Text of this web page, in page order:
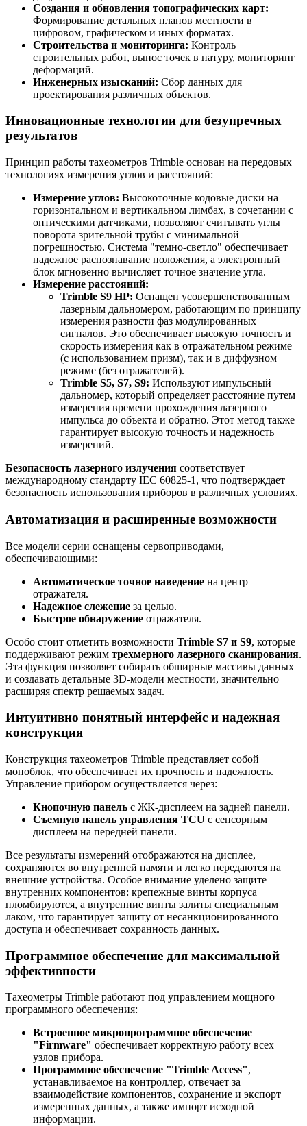
Создания и обновления топографических карт:
Формирование детальных планов местности в
цифровом, графическом и иных форматах.
Строительства и мониторинга: Контроль
строительных работ, вынос точек в натуру, мониторинг
деформаций.
Инженерных изысканий: Сбор данных для
проектирования различных объектов.
Инновационные технологии для безупречных
результатов
Принцип работы тахеометров Trimble основан на передовых
технологиях измерения углов и расстояний:
Измерение углов: Высокоточные кодовые диски на
горизонтальном и вертикальном лимбах, в сочетании с
оптическими датчиками, позволяют считывать углы
поворота зрительной трубы с минимальной
погрешностью. Система "темно-светло" обеспечивает
надежное распознавание положения, а электронный
блок мгновенно вычисляет точное значение угла.
Измерение расстояний:
Trimble S9 HP: Оснащен усовершенствованным
лазерным дальномером, работающим по принципу
измерения разности фаз модулированных
сигналов. Это обеспечивает высокую точность и
скорость измерения как в отражательном режиме
(с использованием призм), так и в диффузном
режиме (без отражателей).
Trimble S5, S7, S9: Используют импульсный
дальномер, который определяет расстояние путем
измерения времени прохождения лазерного
импульса до объекта и обратно. Этот метод также
гарантирует высокую точность и надежность
измерений.
Безопасность лазерного излучения соответствует
международному стандарту IEC 60825-1, что подтверждает
безопасность использования приборов в различных условиях.
Автоматизация и расширенные возможности
Все модели серии оснащены сервоприводами,
обеспечивающими:
Автоматическое точное наведение на центр
отражателя.
Надежное слежение за целью.
Быстрое обнаружение отражателя.
Особо стоит отметить возможности Trimble S7 и S9, которые
поддерживают режим трехмерного лазерного сканирования.
Эта функция позволяет собирать обширные массивы данных
и создавать детальные 3D-модели местности, значительно
расширяя спектр решаемых задач.
Интуитивно понятный интерфейс и надежная
конструкция
Конструкция тахеометров Trimble представляет собой
моноблок, что обеспечивает их прочность и надежность.
Управление прибором осуществляется через:
Кнопочную панель с ЖК-дисплеем на задней панели.
Съемную панель управления TCU с сенсорным
дисплеем на передней панели.
Все результаты измерений отображаются на дисплее,
сохраняются во внутренней памяти и легко передаются на
внешние устройства. Особое внимание уделено защите
внутренних компонентов: крепежные винты корпуса
пломбируются, а внутренние винты залиты специальным
лаком, что гарантирует защиту от несанкционированного
доступа и обеспечивает сохранность данных.
Программное обеспечение для максимальной
эффективности
Тахеометры Trimble работают под управлением мощного
программного обеспечения:
Встроенное микропрограммное обеспечение
"Firmware" обеспечивает корректную работу всех
узлов прибора.
Программное обеспечение "Trimble Access",
устанавливаемое на контроллер, отвечает за
взаимодействие компонентов, сохранение и экспорт
измеренных данных, а также импорт исходной
информации.